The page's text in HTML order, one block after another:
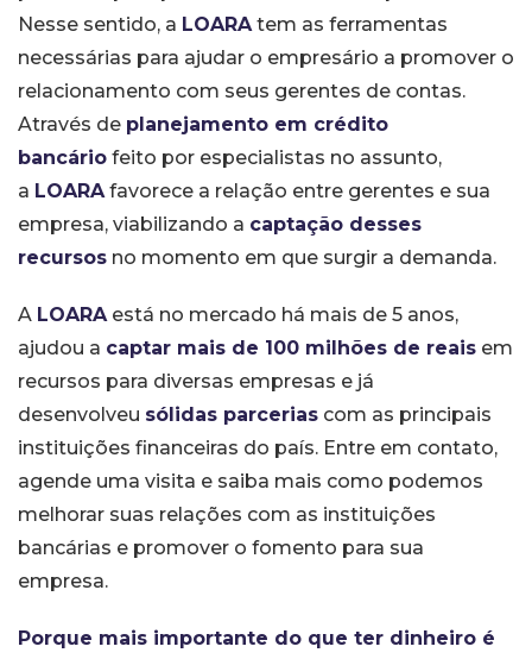
Nesse sentido, a LOARAtem as ferramentas
necessárias para ajudar o empresário a promover o
relacionamento com seus gerentes de contas.
Através de planejamento em crédito
bancário feito por especialistas no assunto,
a LOARAfavorece a relação entre gerentes e sua
empresa, viabilizando a captação desses
recursos no momento em que surgir a demanda.
A LOARAestá no mercado há mais de 5 anos,
ajudou a captar mais de 100 milhões de reais em
recursos para diversas empresas e já
desenvolveu sólidas parcerias com as principais
instituições financeiras do país. Entre em contato,
agende uma visita e saiba mais como podemos
melhorar suas relações com as instituições
bancárias e promover o fomento para sua
empresa.
Porque mais importante do que ter dinheiro é